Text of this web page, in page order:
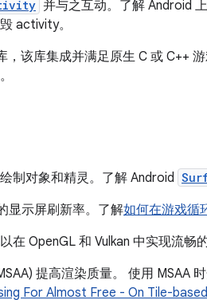
并与之互动。了解 Android
activity。
，该库集成并满足原生 C 或 C++
制对象和精灵。了解 Android
显示屏刷新率。了解如何在游戏循
以在 OpenGL 和 Vulkan 中实现流
提高渲染质量。 使用 MSAA
For Almost Free - On Tile-